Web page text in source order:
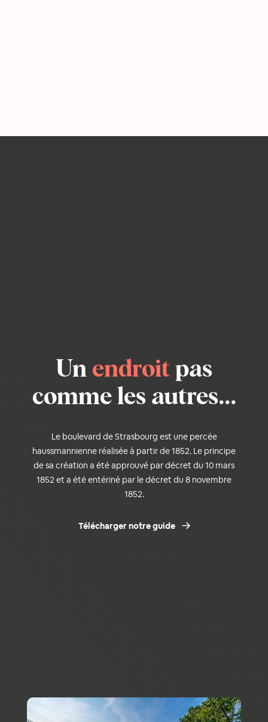
Un endroit pas
comme les autres...
Le boulevard de Strasbourg est une percée
haussmannienne réalisée à partir de 1852. Le principe
de sa création a été approuvé par décret du 10 mars
1852 et a été entériné par le décret du 8 novembre
1852.
Télécharger notre guide